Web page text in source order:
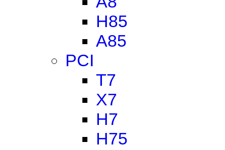
H85
A85
PCI
T7
X7
H7
H75